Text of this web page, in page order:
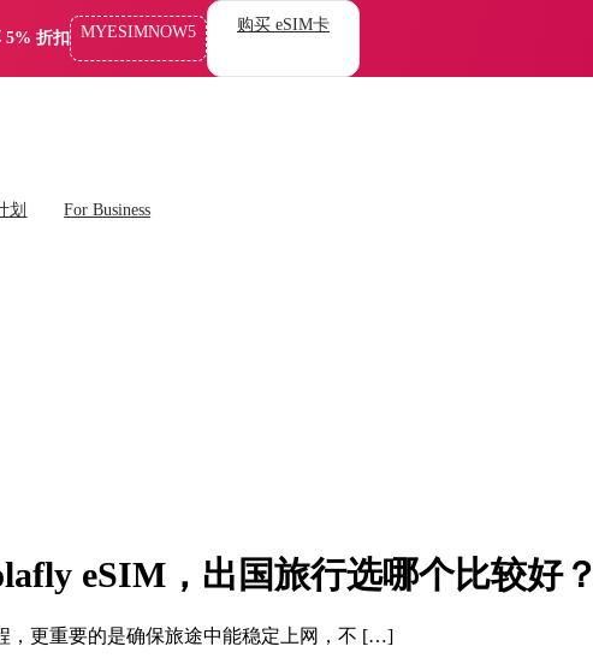
5% 折扣 MYESIMNOW5 购买 eSIM卡
划 For Business
eSIM，出国旅行选哪个比较好？
，更重要的是确保旅途中能稳定上网，不 […]